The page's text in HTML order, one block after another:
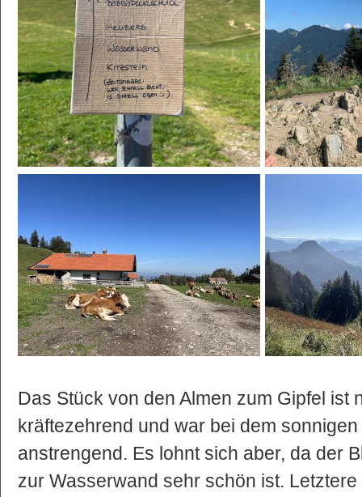
Das Stück von den Almen zum Gipfel ist
kräftezehrend und war bei dem
anstrengend. Es lohnt sich aber, da der
zur Wasserwand sehr schön ist.